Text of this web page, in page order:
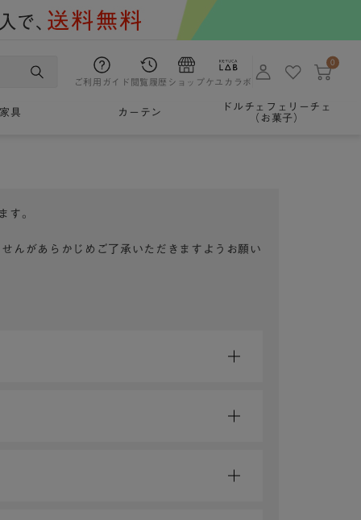
ご利用ガイド 閲覧履歴 ショップケユカラボ
0
家具 カーテン
ドルチェフェリーチェ
（お菓子）
す。
んがあらかじめご了承いただきますようお願い